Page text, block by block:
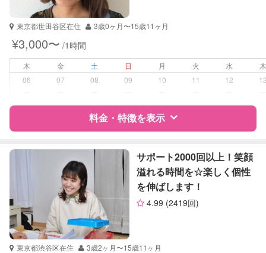
TOEFL
英検
保育士
学校/塾の補習・宿題 小学生
算数
理科
社会
東京都世田谷区在住 3歳0ヶ月〜15歳11ヶ月
¥3,000〜 /1時間
木 金 土 日 月 火 水
06
07 08 09 10 11 12
料金・特徴を表示
特徴 料金 レビュー
サポートの特徴
資格 なし
受験対策 小学校受験
サポート2000回以上！笑顔
溢れる時間を☆楽しく個性
を伸ばします！
4.99 (2419回)
東京都渋谷区在住 3歳2ヶ月〜15歳11ヶ月